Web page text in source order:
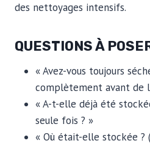
des nettoyages intensifs.
QUESTIONS À
« Avez-vous toujours
complètement avant de
« A-t-elle déjà été
seule fois ? »
« Où était-elle stockée ?